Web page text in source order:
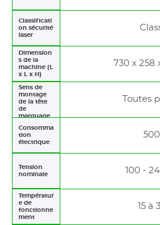
Classificati
on sécurité
laser
Dimension
s de la
machine (L
x L x H)
730 x 258
Sens de
montage
de la tête
de
marquage
Toutes
Consomma
tion
électrique
Tension
nominale
100 -
Températur
e de
fonctionne
ment
15 à